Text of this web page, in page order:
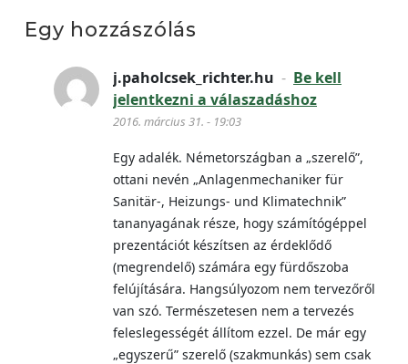
Egy hozzászólás
j.paholcsek_richter.hu - Be kell
jelentkezni a válaszadáshoz
2016. március 31. - 19:03
Egy adalék. Németországban a „szerelő”,
ottani nevén „Anlagenmechaniker für
Sanitär-, Heizungs- und Klimatechnik”
tananyagának része, hogy számítógéppel
prezentációt készítsen az érdeklődő
(megrendelő) számára egy fürdőszoba
felújítására. Hangsúlyozom nem tervezőről
van szó. Természetesen nem a tervezés
feleslegességét állítom ezzel. De már egy
„egyszerű” szerelő (szakmunkás) sem csak